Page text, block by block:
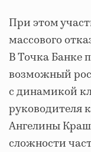
При этом
массового
В Точка Банке
возможный
с динамикой
руководителя
Ангелины
сложности